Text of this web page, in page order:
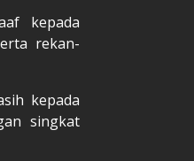
kepada
rekan-
kepada
singkat